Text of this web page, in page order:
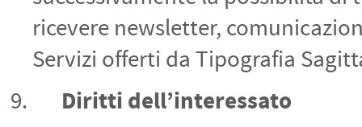
ricevere newsletter,
Servizi offerti da Tipografia
Diritti dell’interessato